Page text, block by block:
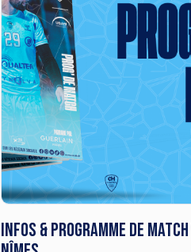
Infos & Programme de